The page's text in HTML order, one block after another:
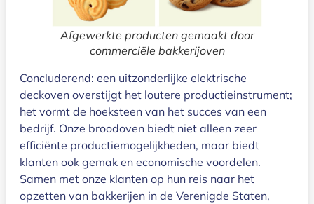
Afgewerkte producten gemaakt door
commerciële bakkerijoven
Concluderend: een uitzonderlijke elektrische
deckoven overstijgt het loutere productieinstrument;
het vormt de hoeksteen van het succes van een
bedrijf. Onze broodoven biedt niet alleen zeer
efficiënte productiemogelijkheden, maar biedt
klanten ook gemak en economische voordelen.
Samen met onze klanten op hun reis naar het
opzetten van bakkerijen in de Verenigde Staten,